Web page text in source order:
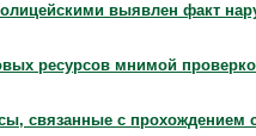
выявлен факт
ресурсов мнимой
связанные с прохождением